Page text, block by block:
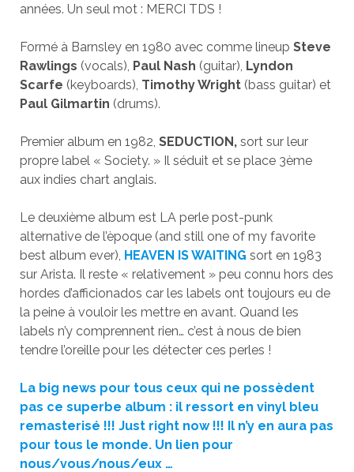
années. Un seul mot : MERCI TDS !
Formé à Barnsley en 1980 avec comme lineup Steve
Rawlings (vocals), Paul Nash (guitar), Lyndon
Scarfe (keyboards), Timothy Wright (bass guitar) et
Paul Gilmartin (drums).
Premier album en 1982, SEDUCTION,sort sur leur
propre label « Society. » Il séduit et se place 3ème
aux indies chart anglais.
Le deuxième album est LA perle post-punk
alternative de l’èpoque (and still one of my favorite
best album ever), HEAVEN IS WAITING sort en 1983
sur Arista. Il reste « relativement » peu connu hors des
hordes d’afficionados car les labels ont toujours eu de
la peine à vouloir les mettre en avant. Quand les
labels n’y comprennent rien… c’est à nous de bien
tendre l’oreille pour les détecter ces perles !
La big news pour tous ceux qui ne possèdent
pas ce superbe album : il ressort en vinyl bleu
remasterisé !!! Just right now !!! Il n’y en aura pas
pour tous le monde. Un lien pour
nous/vous/nous/eux …